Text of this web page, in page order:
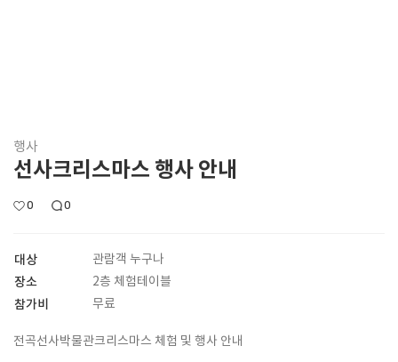
행사
선사크리스마스 행사 안내
0 0
대상 관람객 누구나
장소 2층 체험테이블
참가비 무료
전곡선사박물관크리스마스 체험 및 행사 안내